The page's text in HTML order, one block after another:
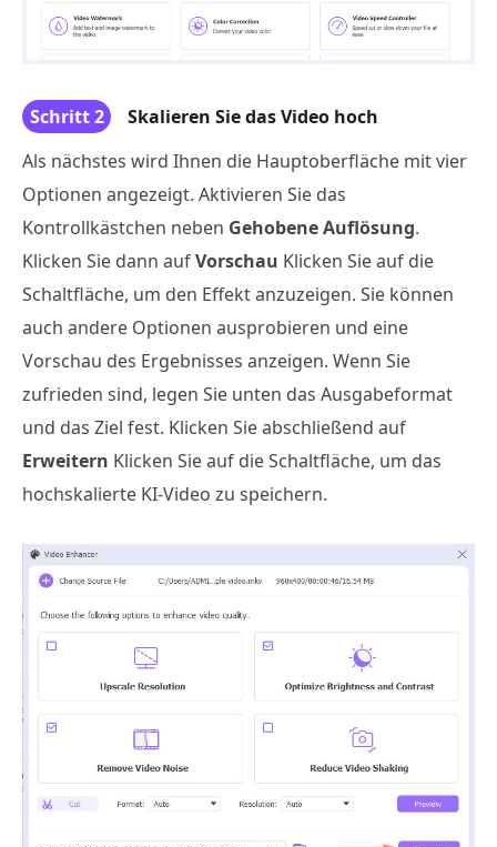
Schritt 2
Skalieren Sie das Video hoch
Als nächstes wird Ihnen die Hauptoberfläche mit vier
Optionen angezeigt. Aktivieren Sie das
Kontrollkästchen neben Gehobene Auflösung.
Klicken Sie dann aufVorschau Klicken Sie auf die
Schaltfläche, um den Effekt anzuzeigen. Sie können
auch andere Optionen ausprobieren und eine
Vorschau des Ergebnisses anzeigen. Wenn Sie
zufrieden sind, legen Sie unten das Ausgabeformat
und das Ziel fest. Klicken Sie abschließend auf
Erweitern Klicken Sie auf die Schaltfläche, um das
hochskalierte KI-Video zu speichern.